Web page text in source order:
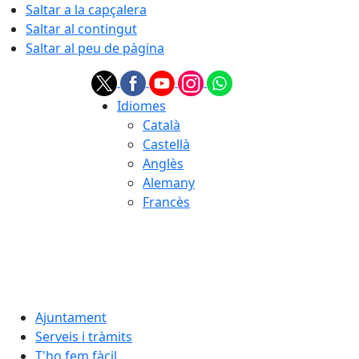
Saltar a la capçalera
Saltar al contingut
Saltar al peu de pàgina
Idiomes
Català
Castellà
Anglès
Alemany
Francès
Ajuntament
Serveis i tràmits